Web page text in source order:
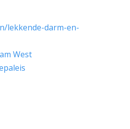
lekkende-darm-en-
West